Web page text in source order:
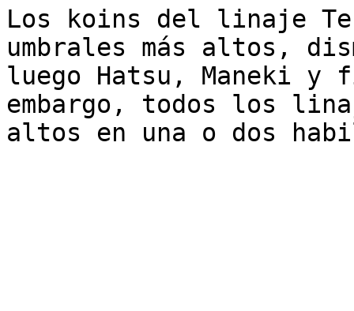
Los koins del linaje
umbrales más altos,
luego Hatsu, Maneki y
embargo, todos los